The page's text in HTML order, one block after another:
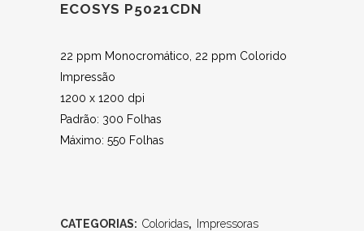
ECOSYS P5021CDN
22 ppm Monocromático, 22 ppm Colorido
Impressão
1200 x 1200 dpi
Padrão: 300 Folhas
Máximo: 550 Folhas
CATEGORIAS: Coloridas, Impressoras